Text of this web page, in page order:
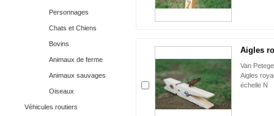
Personnages
Chats et Chiens
Bovins
Animaux de ferme
Animaux sauvages
Oiseaux
Véhicules routiers
Aigles
Van
Aigles
échelle N